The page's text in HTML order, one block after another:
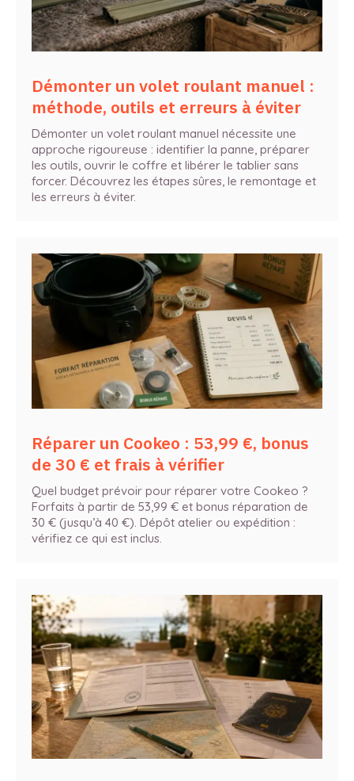
Démonter un volet roulant manuel :
méthode, outils et erreurs à éviter
Démonter un volet roulant manuel nécessite une
approche rigoureuse : identifier la panne, préparer
les outils, ouvrir le coffre et libérer le tablier sans
forcer. Découvrez les étapes sûres, le remontage et
les erreurs à éviter.
Réparer un Cookeo : 53,99 €, bonus
de 30 € et frais à vérifier
Quel budget prévoir pour réparer votre Cookeo ?
Forfaits à partir de 53,99 € et bonus réparation de
30 € (jusqu’à 40 €). Dépôt atelier ou expédition :
vérifiez ce qui est inclus.